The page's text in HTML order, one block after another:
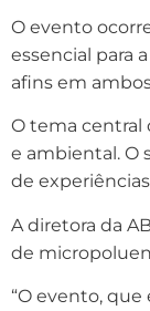
O evento
essencial para
afins em
O tema central
e ambiental. O
de
A diretora da
de
“O evento,